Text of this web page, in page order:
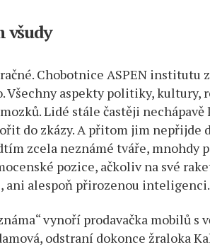
všudy
Chobotnice ASPEN institutu
Všechny aspekty politiky, kultury,
Lidé stále častěji
do zkázy. A přitom jim nepřijde
zcela neznámé tváře, mnohdy
pozice, ačkoliv na své
ani alespoň přirozenou inteligenci.
vynoří prodavačka mobilů
odstraní dokonce žraloka